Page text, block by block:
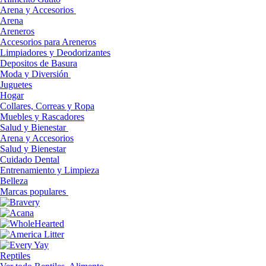
Arena y Accesorios
Arena
Areneros
Accesorios para Areneros
Limpiadores y Deodorizantes
Depositos de Basura
Moda y Diversión
Juguetes
Hogar
Collares, Correas y Ropa
Muebles y Rascadores
Salud y Bienestar
Arena y Accesorios
Salud y Bienestar
Cuidado Dental
Entrenamiento y Limpieza
Belleza
Marcas populares
Reptiles